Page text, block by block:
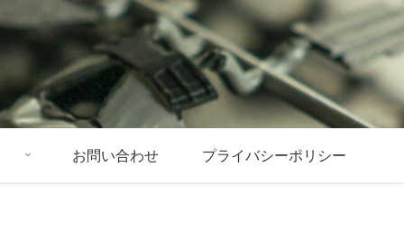
お問い合わせ プライバシーポリシー